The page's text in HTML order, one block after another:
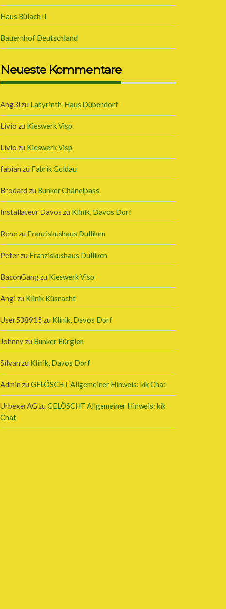
Haus Bülach II
Bauernhof Deutschland
Neueste Kommentare
Ang3l zu Labyrinth-Haus Dübendorf
Livio zu Kieswerk Visp
Livio zu Kieswerk Visp
fabian zu Fabrik Goldau
Brodard zu Bunker Chänelpass
Installateur Davos zu Klinik, Davos Dorf
Rene zu Franziskushaus Dulliken
Peter zu Franziskushaus Dulliken
BaconGang zu Kieswerk Visp
Angi zu Klinik Küsnacht
User538915 zu Klinik, Davos Dorf
Johnny zu Bunker Bürglen
Silvan zu Klinik, Davos Dorf
Admin zu GELÖSCHT Allgemeiner Hinweis: kik Chat
UrbexerAG zu GELÖSCHT Allgemeiner Hinweis: kik
Chat